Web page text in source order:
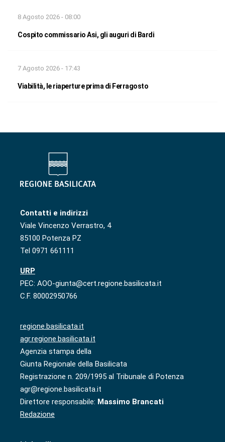
8 Agosto 2026 - 08:00
Cospito commissario Asi, gli auguri di Bardi
7 Agosto 2026 - 17:43
Viabilità, le riaperture prima di Ferragosto
Contatti e indirizzi
Viale Vincenzo Verrastro, 4
85100 Potenza PZ
Tel 0971 661111
URP
PEC: AOO-giunta@cert.regione.basilicata.it
C.F. 80002950766
regione.basilicata.it
agr.regione.basilicata.it
Agenzia stampa della
Giunta Regionale della Basilicata
Registrazione n. 209/1995 al Tribunale di Potenza
agr@regione.basilicata.it
Direttore responsabile: Massimo Brancati
Redazione